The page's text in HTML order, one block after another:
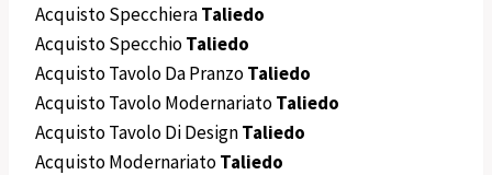
Acquisto SpecchieraTaliedo
Acquisto SpecchioTaliedo
Acquisto Tavolo Da PranzoTaliedo
Acquisto Tavolo ModernariatoTaliedo
Acquisto Tavolo Di DesignTaliedo
Acquisto ModernariatoTaliedo